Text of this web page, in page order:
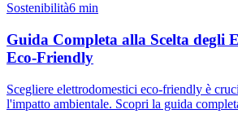
Sostenibilità6 min
Guida Completa alla Scelta degli
Eco-Friendly
Scegliere elettrodomestici eco-friendly è
l'impatto ambientale. Scopri la guida